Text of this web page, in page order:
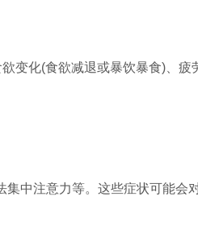
变化(食欲减退或暴饮暴食)、
中注意力等。这些症状可能会